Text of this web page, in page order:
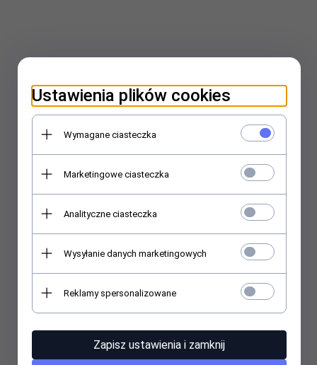
Ustawienia plików cookies
Wymagane ciasteczka
Marketingowe ciasteczka
Analityczne ciasteczka
Wysyłanie danych marketingowych
Reklamy spersonalizowane
Zapisz ustawienia i zamknij